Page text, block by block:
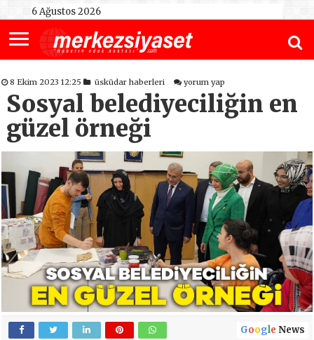
6 Ağustos 2026
8 Ekim 2023 12:25 üsküdar haberleri yorum yap
Sosyal belediyeciliğin en
güzel örneği
Google News